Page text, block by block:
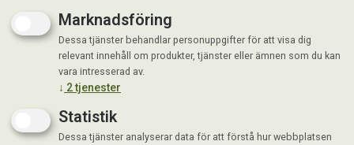
Marknadsföring
Dessa tjänster behandlar personuppgifter för att visa dig
relevant innehåll om produkter, tjänster eller ämnen som du kan
vara intresserad av.
↓ 2tjenester
Statistik
Dessa tjänster analyserar data för att förstå hur webbplatsen